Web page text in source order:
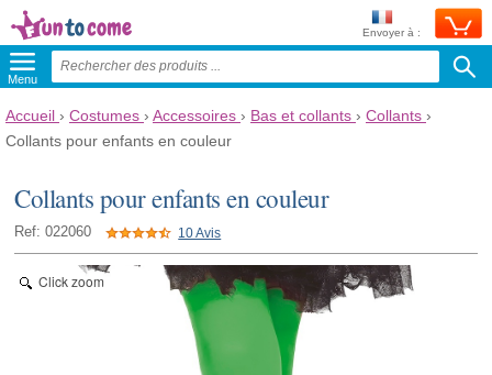
Envoyer à :
Menu
Accueil › Costumes › Accessoires › Bas et collants › Collants ›
Collants pour enfants en couleur
Collants pour enfants en couleur
Ref: 022060 10 Avis
Click zoom